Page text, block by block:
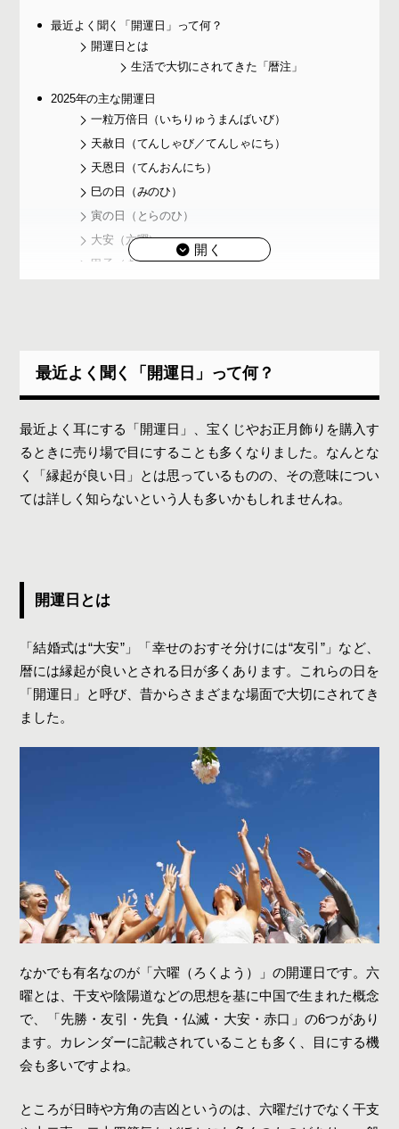
最近よく聞く「開運日」って何？
開運日とは
生活で大切にされてきた「暦注」
2025年の主な開運日
一粒万倍日（いちりゅうまんばいび）
天赦日（てんしゃび／てんしゃにち）
天恩日（てんおんにち）
巳の日（みのひ）
寅の日（とらのひ）
大安（六曜）
甲子（きのえね）の日
山羊皮でできた金運財布
民芸がま
不成就日と一粒万倍日が重なってしまったら？
開運日にやると良くないこと
開運日におすすめな計画・目標とは
開運日を活用して新しいことを始めよう
最近よく聞く「開運日」って何？
最近よく耳にする「開運日」、宝くじやお正月飾りを購入す
るときに売り場で目にすることも多くなりました。なんとな
く「縁起が良い日」とは思っているものの、その意味につい
ては詳しく知らないという人も多いかもしれませんね。
開運日とは
「結婚式は“大安”」「幸せのおすそ分けには“友引”」など、
暦には縁起が良いとされる日が多くあります。これらの日を
「開運日」と呼び、昔からさまざまな場面で大切にされてき
ました。
なかでも有名なのが「六曜（ろくよう）」の開運日です。六
曜とは、干支や陰陽道などの思想を基に中国で生まれた概念
で、「先勝・友引・先負・仏滅・大安・赤口」の6つがあり
ます。カレンダーに記載されていることも多く、目にする機
会も多いですよね。
ところが日時や方角の吉凶というのは、六曜だけでなく干支